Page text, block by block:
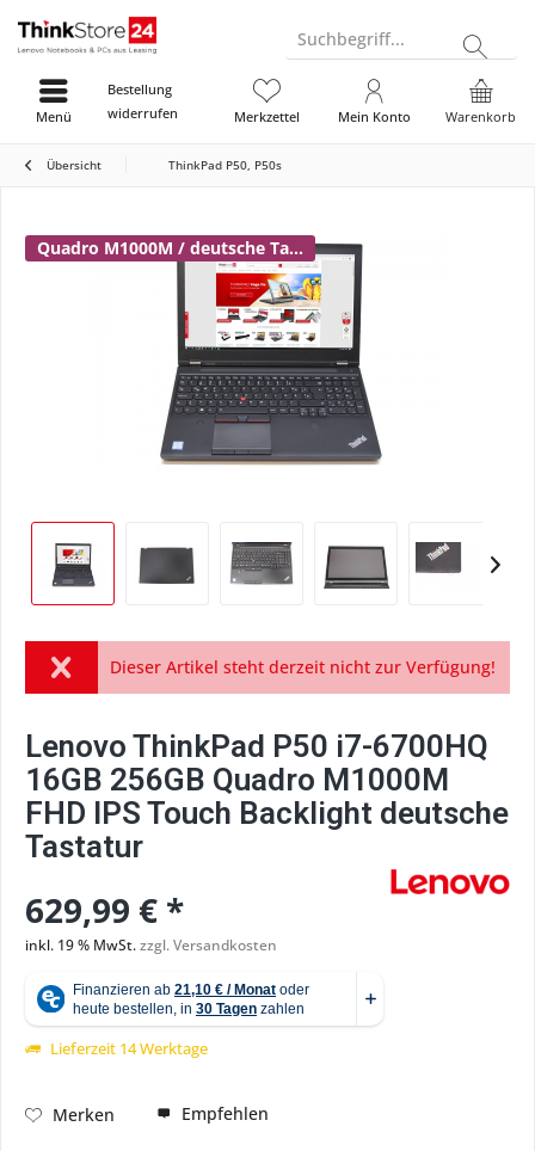
Suchbegriff...
Bestellung
widerrufen
Warenkorb
Merkzettel Mein Konto
Menü
Übersicht ThinkPad P50, P50s
Quadro M1000M / deutsche Ta...
Dieser Artikel steht derzeit nicht zur Verfügung!
Lenovo ThinkPad P50 i7-6700HQ
16GB 256GB Quadro M1000M
FHD IPS Touch Backlight deutsche
Tastatur
629,99 € *
inkl. 19 % MwSt.zzgl. Versandkosten
Lieferzeit 14 Werktage
Merken Empfehlen